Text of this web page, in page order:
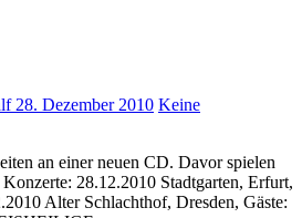
28. Dezember 2010 Keine
28.12.2010 Stadtgarten, Erfurt,
Alter Schlachthof, Dresden, Gäste: